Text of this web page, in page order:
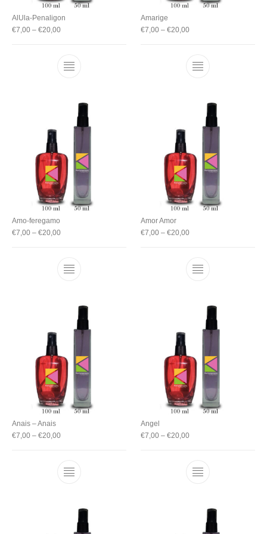
AlUla-Penaligon
€7,00 – €20,00
Amarige
€7,00 – €20,00
Amo-feregamo
€7,00 – €20,00
Amor Amor
€7,00 – €20,00
Anais – Anais
€7,00 – €20,00
Angel
€7,00 – €20,00